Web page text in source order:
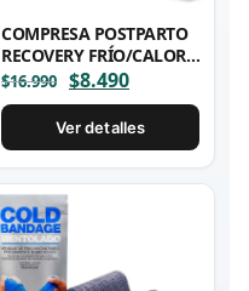
COMPRESA POSTPARTO
RECOVERY FRÍO/CALOR -
2 UNIDADES
$16.990 El
precio
original
era:
$16.990.
$8.490El
precio
actual
es:
$8.490.
Ver detalles